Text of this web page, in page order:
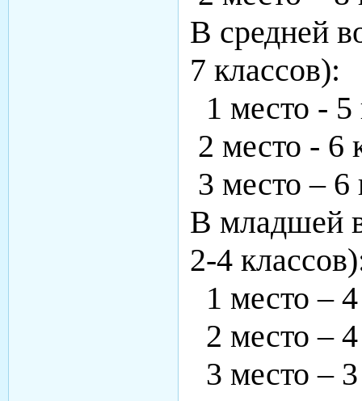
В средней
7 классов):
1 место -
2 место -
3 место –
В младшей
2-4
1 место
2 место
3 место